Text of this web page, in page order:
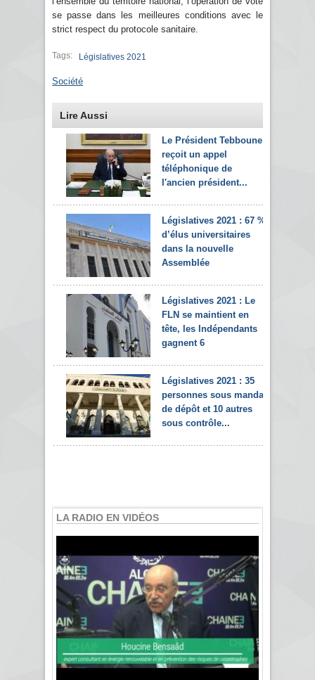
se passe dans les meilleures conditions avec le
strict respect du protocole sanitaire.
Tags: Législatives 2021
Société
Lire Aussi
Le Président Tebboune
reçoit un appel
téléphonique de
l'ancien président...
Législatives 2021 : 67 %
d’élus universitaires
dans la nouvelle
Assemblée
Législatives 2021 : Le
FLN se maintient en
tête, les Indépendants
gagnent 6
Législatives 2021 : 35
personnes sous mandat
de dépôt et 10 autres
sous contrôle...
LA RADIO EN VIDÉOS